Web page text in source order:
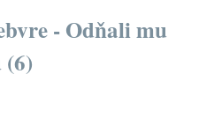
- Odňali mu